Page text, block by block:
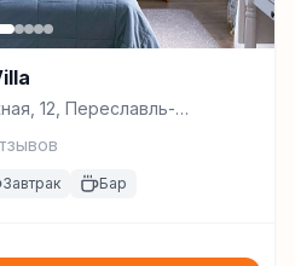
12, Переславль-
Завтрак Бар